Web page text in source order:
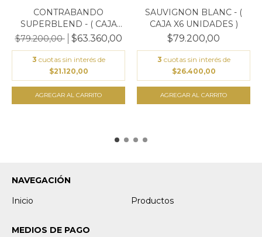
CONTRABANDO
SUPERBLEND - ( CAJA
X6 UNIDA...
$79.200,00 $63.360,00
3 cuotas sin interés de
$21.120,00
SAUVIGNON BLANC - (
CAJA X6 UNIDADES )
$79.200,00
3 cuotas sin interés de
$26.400,00
NAVEGACIÓN
Inicio
Productos
MEDIOS DE PAGO